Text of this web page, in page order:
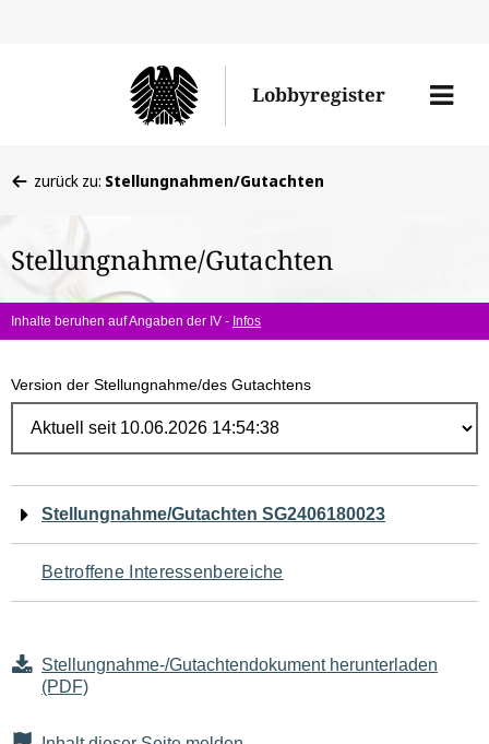
Lobbyregister
Menü
befinden
hier:
zurück zu: Stellungnahmen/Gutachten
Stellungnahme/Gutachten
Inhalte beruhen auf Angaben der IV - Infos
Version der Stellungnahme/des Gutachtens
Navigation
für
den
Seiteninhalt
Stellungnahme/Gutachten SG2406180023
Betroffene Interessenbereiche
Stellungnahme-/Gutachtendokument herunterladen
(PDF)